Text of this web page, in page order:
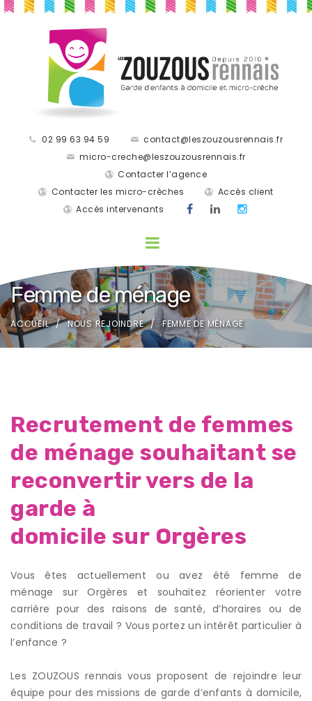
02 99 63 94 59
contact@leszouzousrennais.fr
micro-creche@leszouzousrennais.fr
Contacter l’agence
Contacter les micro-crèches
Accès client
Accès intervenants
Femme de ménage
ACCUEIL NOUS REJOINDRE FEMME DE MÉNAGE
Recrutement de femmes
de ménage souhaitant se
reconvertir vers de la
garde à
domicile sur Orgères
Vous êtes actuellement ou avez été femme de
ménage sur Orgères et souhaitez réorienter votre
carrière pour des raisons de santé, d’horaires ou de
conditions de travail ? Vous portez un intérêt particulier à
l’enfance ?
Les ZOUZOUS rennais vous proposent de rejoindre leur
équipe pour des missions de garde d’enfants à domicile,